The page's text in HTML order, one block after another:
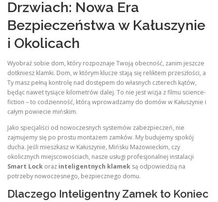
Drzwiach: Nowa Era
Bezpieczeństwa w Kałuszynie
i Okolicach
Wyobraź sobie dom, który rozpoznaje Twoją obecność, zanim jeszcze
dotkniesz klamki. Dom, w którym klucze stają się reliktem przeszłości, a
Ty masz pełną kontrolę nad dostępem do własnych czterech kątów,
będąc nawet tysiące kilometrów dalej. To nie jest wizja z filmu science-
fiction – to codzienność, którą wprowadzamy do domów w Kałuszynie i
całym powiecie mińskim.
Jako specjaliści od nowoczesnych systemów zabezpieczeń, nie
zajmujemy się po prostu montażem zamków. My budujemy spokój
ducha. Jeśli mieszkasz w Kałuszynie, Mińsku Mazowieckim, czy
okolicznych miejscowościach, nasze usługi profesjonalnej instalacji
Smart Lock oraz inteligentnych klamek są odpowiedzią na
potrzeby nowoczesnego, bezpiecznego domu.
Dlaczego Inteligentny Zamek to Koniec